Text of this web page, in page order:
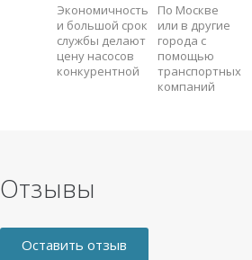
Экономичность
и большой срок
службы делают
цену насосов
конкурентной
По Москве
или в другие
города с
помощью
транспортных
компаний
Отзывы
Оставить отзыв